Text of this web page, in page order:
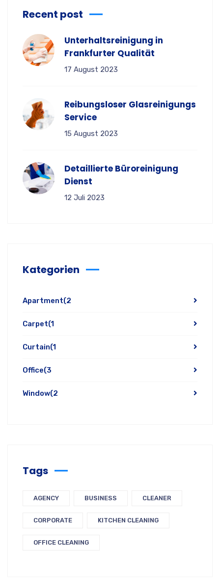
Recent post
Unterhaltsreinigung in
Frankfurter Qualität
17 August 2023
Reibungsloser Glasreinigungs
Service
15 August 2023
Detaillierte Büroreinigung
Dienst
12 Juli 2023
Kategorien
Apartment(2
Carpet(1
Curtain(1
Office(3
Window(2
Tags
AGENCY BUSINESS CLEANER
CORPORATE KITCHEN CLEANING
OFFICE CLEANING